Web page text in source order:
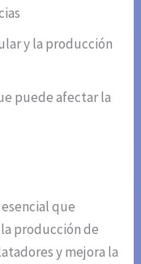
y la producción
puede afectar la
que
producción de
y mejora la